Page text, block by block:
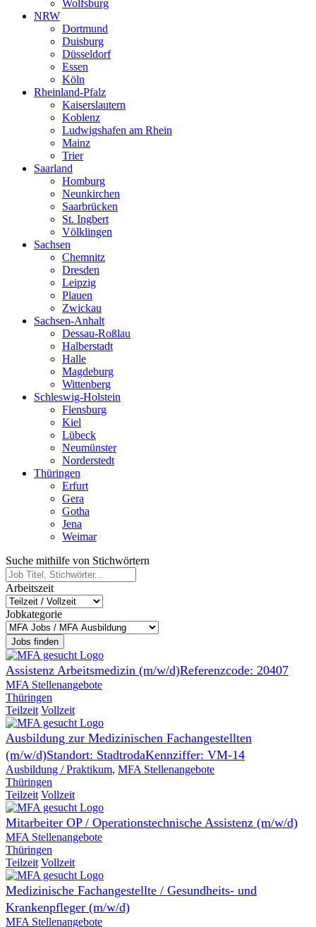
Wolfsburg
NRW
Dortmund
Duisburg
Düsseldorf
Essen
Köln
Rheinland-Pfalz
Kaiserslautern
Koblenz
Ludwigshafen am Rhein
Mainz
Trier
Saarland
Homburg
Neunkirchen
Saarbrücken
St. Ingbert
Völklingen
Sachsen
Chemnitz
Dresden
Leipzig
Plauen
Zwickau
Sachsen-Anhalt
Dessau-Roßlau
Halberstadt
Halle
Magdeburg
Wittenberg
Schleswig-Holstein
Flensburg
Kiel
Lübeck
Neumünster
Norderstedt
Thüringen
Erfurt
Gera
Gotha
Jena
Weimar
Suche mithilfe von Stichwörtern
Arbeitszeit
Jobkategorie
Jobs finden
Assistenz Arbeitsmedizin (m/w/d)Referenzcode: 20407
MFA Stellenangebote
Thüringen
Teilzeit Vollzeit
Ausbildung zur Medizinischen Fachangestellten
(m/w/d)Standort: StadtrodaKennziffer: VM-14
Ausbildung / Praktikum, MFA Stellenangebote
Thüringen
Teilzeit Vollzeit
Mitarbeiter OP / Operationstechnische Assistenz (m/w/d)
MFA Stellenangebote
Thüringen
Teilzeit Vollzeit
Medizinische Fachangestellte / Gesundheits- und
Krankenpfleger (m/w/d)
MFA Stellenangebote